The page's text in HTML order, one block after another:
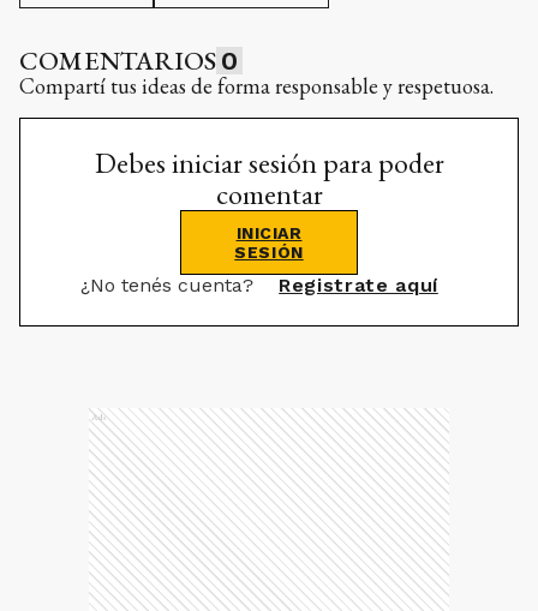
COMENTARIOS 0
Compartí tus ideas de forma responsable y respetuosa.
Debes iniciar sesión para poder
comentar
INICIAR
SESIÓN
¿No tenés cuenta? Registrate aquí
Ads